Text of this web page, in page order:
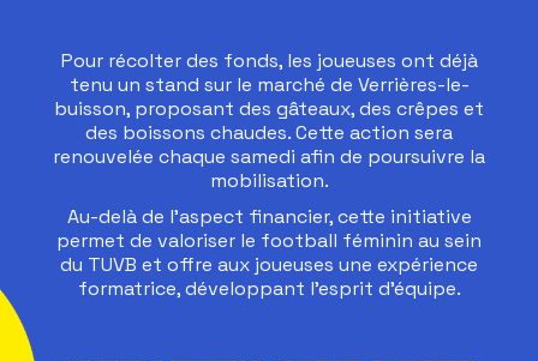
Pour récolter des fonds, les joueuses ont déjà
tenu un stand sur le marché de Verrières-le-
buisson, proposant des gâteaux, des crêpes et
des boissons chaudes. Cette action sera
renouvelée chaque samedi afin de poursuivre la
mobilisation.
Au-delà de l'aspect financier, cette initiative
permet de valoriser le football féminin au sein
du TUVB et offre aux joueuses une expérience
formatrice, développant l'esprit d'équipe.